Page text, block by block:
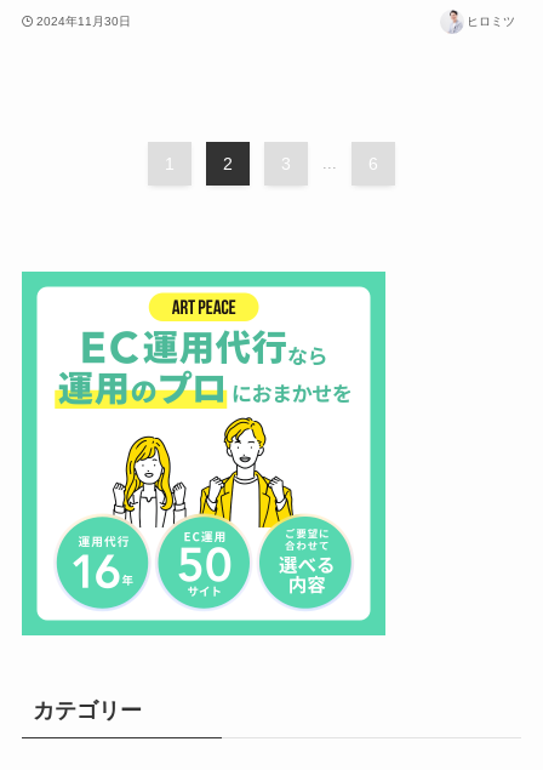
2024年11月30日 ヒロミツ
1 2 3 ... 6
カテゴリー